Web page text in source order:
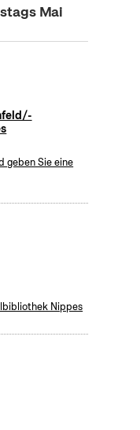
Mai
geben Sie eine
Nippes